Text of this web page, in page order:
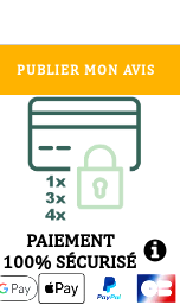
PUBLIER MON AVIS
PAIEMENT
100% SÉCURISÉ